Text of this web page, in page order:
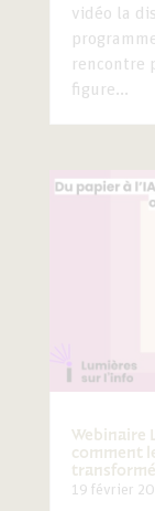
vidéo la
rencontre
figure...
Webinaire
comment
19 février